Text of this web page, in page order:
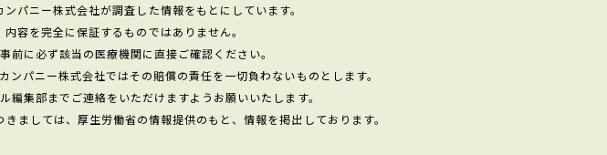
パニー株式会社が調査した情報をもとにしています。
容を完全に保証するものではありません。
に必ず該当の医療機関に直接ご確認ください。
パニー株式会社ではその賠償の責任を一切負わないものとします。
集部までご連絡をいただけますようお願いいたします。
ましては、厚生労働省の情報提供のもと、情報を掲出しております。